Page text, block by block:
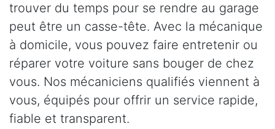
trouver du temps pour se rendre au garage
peut être un casse-tête. Avec la mécanique
à domicile, vous pouvez faire entretenir ou
réparer votre voiture sans bouger de chez
vous. Nos mécaniciens qualifiés viennent à
vous, équipés pour offrir un service rapide,
fiable et transparent.